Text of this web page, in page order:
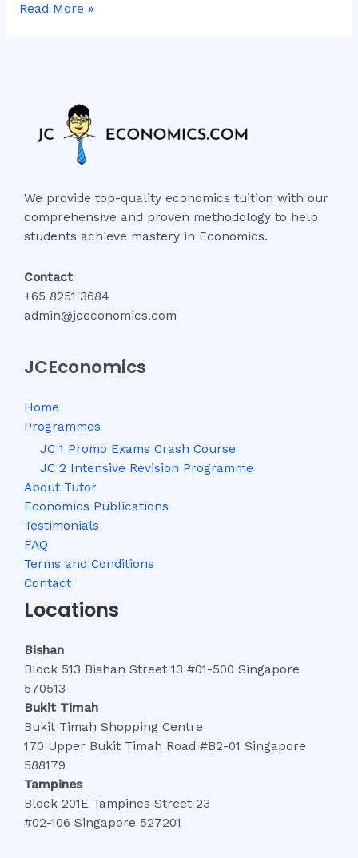
Read More »
We provide top-quality economics tuition with our
comprehensive and proven methodology to help
students achieve mastery in Economics.
Contact
+65 8251 3684
admin@jceconomics.com
JCEconomics
Home
Programmes
JC 1 Promo Exams Crash Course
JC 2 Intensive Revision Programme
About Tutor
Economics Publications
Testimonials
FAQ
Terms and Conditions
Contact
Locations
Bishan
Block 513 Bishan Street 13 #01-500 Singapore
570513
Bukit Timah
Bukit Timah Shopping Centre
170 Upper Bukit Timah Road #B2-01 Singapore
588179
Tampines
Block 201E Tampines Street 23
#02-106 Singapore 527201